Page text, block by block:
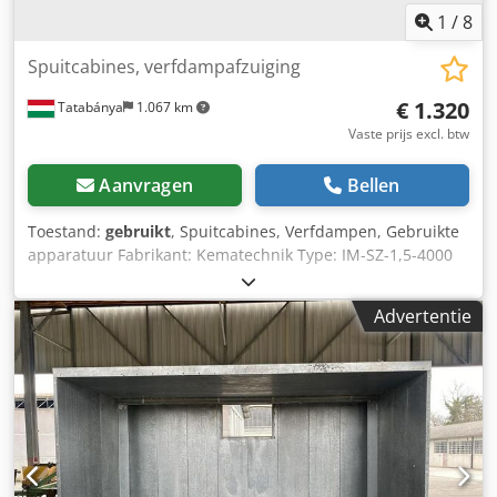
Behuizingstand: GR 90° Geluidsdrukniveau op 3 m afstand:
ontluchtingsinstallatie voor LAK- en DROOGKAMER (incl.
frequentieomvormer) Schakelkast voor het aansturen van
alle aggregaten, sowie voor de bewaking en regeling van
de vorstgrens, de toevoerluchttemperatuur, incl.
voorkant van de schakelkast bevinden zich de volgende
functies: - Hoofdschakelaar voor het inschakelen van de
gehele installatie - Noodstopknop voor het vergrendelen
van de gehele installatie - Aan-uit-knop voor het activeren
van de besturing - Keuzeschakelaar voor het omschakelen
tussen handmatige en automatische werking van de
verwarmingspomp - Bedrijfsaanduidingen (groen) en
storingsaanduidingen (rood) voor toevoer- en
afvoerluchtwentilatoren - Ontgrendelingsknop voor het
opstarten van de installatie bij eventuele storingen
(vorstbeveiligingsroosters), sowie storingslamp De
techniek: in de schakelkast omvat: - Frequentieomvormer
voor toevoer- en afvoerluchtmotor -
Motorbeveiligingsschakelaar voor alle motoren, indien
1 /8
Tatabánya 1.067 km
Spuitcabines, verfdampafzuiging
€ 1.320
Vaste prijs excl. btw
Aanvragen Bellen
Toestand: gebruikt, Spuitcabines, Verfdampen, Gebruikte
apparatuur Fabrikant: Kematechnik Type: IM-SZ-1,5-4000
Afmetingen: Dodpfxjw Tt Tvo Afleck Breedte: 1500 mm
Diepte: 2550 mm Hoogte: 2230 mm Bouwjaar: 2017
Luchtcapaciteit: 4000 m³/u Motorvermogen: 2,2 kWAdvertentie